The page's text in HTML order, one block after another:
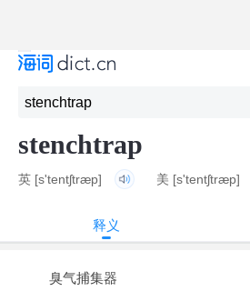
stenchtrap
英 [s'tentʃtræp] 美 [s'tentʃtræp]
释义
臭气捕集器